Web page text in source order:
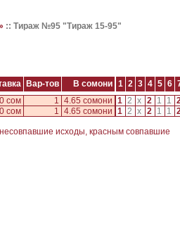
:: Тираж №95 "Тираж 15-95"
Вар-тов В сомони 1 2 3 4 5 6
сом 1 4.65 сомони 1 2 x 2 1 1
сом 1 4.65 сомони 1 2 x 2 1 1
исходы, красным совпавшие